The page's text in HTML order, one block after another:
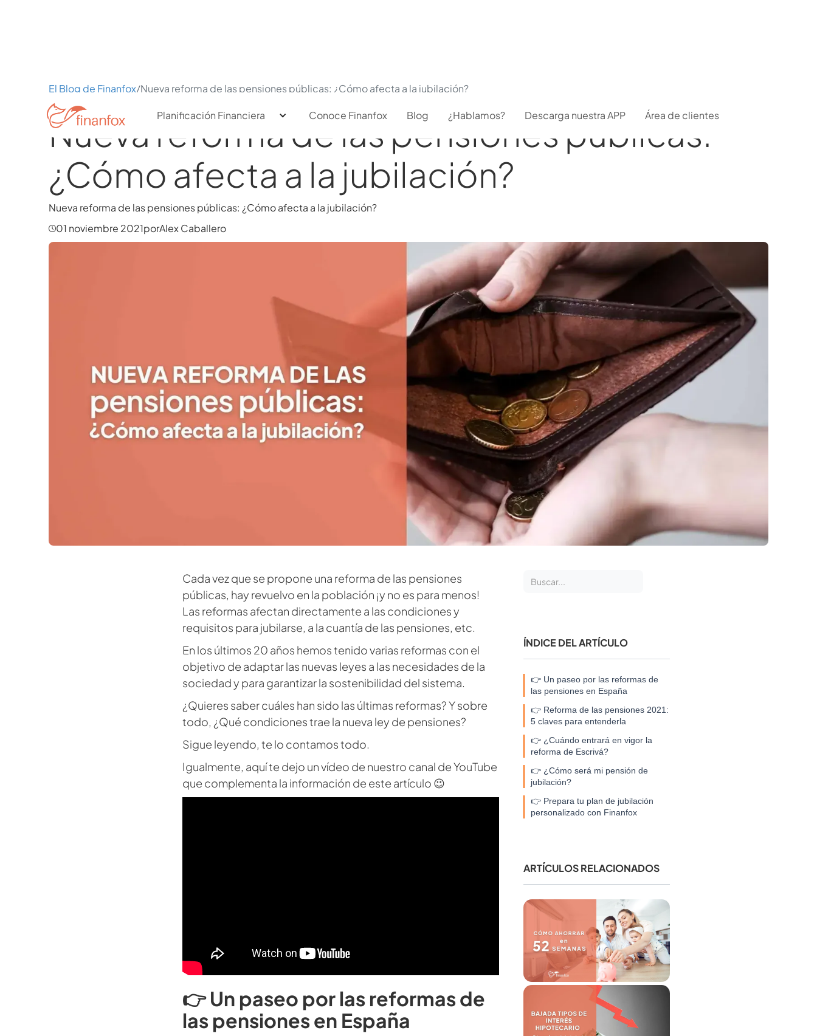
Planificación Financiera Conoce Finanfox Blog ¿Hablamos? Descarga nuestra APP Área de clientes
El Blog de Finanfox/Nueva reforma de las pensiones públicas: ¿Cómo afecta a la jubilación?
Nueva reforma de las pensiones públicas:
¿Cómo afecta a la jubilación?
Nueva reforma de las pensiones públicas: ¿Cómo afecta a la jubilación?
01 noviembre 2021porAlex Caballero
Cada vez que se propone una reforma de las pensiones
públicas, hay revuelvo en la población ¡y no es para menos!
Las reformas afectan directamente a las condiciones y
requisitos para jubilarse, a la cuantía de las pensiones, etc.
En los últimos 20 años hemos tenido varias reformas con el
objetivo de adaptar las nuevas leyes a las necesidades de la
sociedad y para garantizar la sostenibilidad del sistema.
¿Quieres saber cuáles han sido las últimas reformas? Y sobre
todo, ¿Qué condiciones trae la nueva ley de pensiones?
Sigue leyendo, te lo contamos todo.
Igualmente, aquí te dejo un vídeo de nuestro canal de YouTube
que complementa la información de este artículo 😉
👉 Un paseo por las reformas de
las pensiones en España
ÍNDICE DEL ARTÍCULO
👉 Un paseo por las reformas de
las pensiones en España
👉 Reforma de las pensiones 2021:
5 claves para entenderla
👉 ¿Cuándo entrará en vigor la
reforma de Escrivá?
👉 ¿Cómo será mi pensión de
jubilación?
👉 Prepara tu plan de jubilación
personalizado con Finanfox
ARTÍCULOS RELACIONADOS